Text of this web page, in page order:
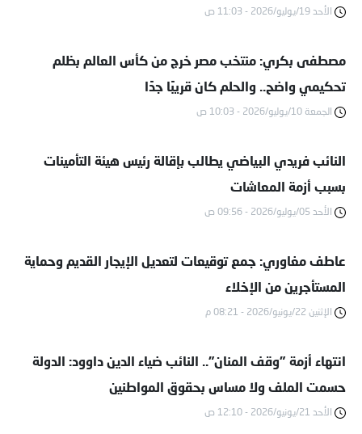
الأحد 19/يوليو/2026 - 11:03 ص
مصطفى بكري: منتخب مصر خرج من كأس العالم بظلم
تحكيمي واضح.. والحلم كان قريبًا جدًا
الجمعة 10/يوليو/2026 - 10:03 ص
النائب فريدي البياضي يطالب بإقالة رئيس هيئة التأمينات
بسبب أزمة المعاشات
الأحد 05/يوليو/2026 - 09:56 ص
عاطف مغاوري: جمع توقيعات لتعديل الإيجار القديم وحماية
المستأجرين من الإخلاء
الإثنين 22/يونيو/2026 - 08:21 م
انتهاء أزمة "وقف المنان".. النائب ضياء الدين داوود: الدولة
حسمت الملف ولا مساس بحقوق المواطنين
الأحد 21/يونيو/2026 - 12:10 ص